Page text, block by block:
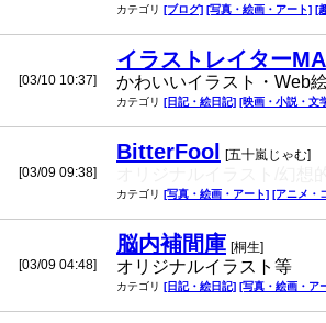
カテゴリ [ブログ] [写真・絵画・アート] [
[03/10 10:37]
イラストレイター
かわいいイラスト・Web
カテゴリ [日記・絵日記] [映画・小説・文
[03/09 09:38]
BitterFool [五十嵐じゃむ]
カテゴリ [写真・絵画・アート] [アニメ・
[03/09 04:48]
脳内補間庫 [桐生]
オリジナルイラスト等
カテゴリ [日記・絵日記] [写真・絵画・ア